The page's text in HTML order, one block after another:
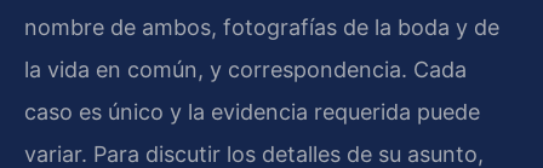
nombre de ambos, fotografías de la boda y de
la vida en común, y correspondencia. Cada
caso es único y la evidencia requerida puede
variar. Para discutir los detalles de su asunto,